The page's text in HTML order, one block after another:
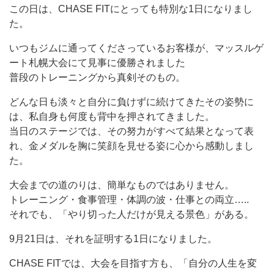
この日は、CHASE FITにとっても特別な1日になりまし
た。
いつもジムに通ってくださっているお客様が、マッスルゲ
ート札幌大会にて見事に優勝されました
普段のトレーニングから真剣そのもの。
どんな日も淡々と自分に負けずに続けてきたその姿勢に
は、私自身も何度も背中を押されてきました。
当日のステージでは、その努力がすべて結果となって表
れ、金メダルを胸に笑顔を見せる姿に心から感動しまし
た。
大会までの道のりは、簡単なものではありません。
トレーニング・食事管理・体調の波・仕事との両立…..
それでも、「やり切った人だけが見える景色」がある。
9月21日は、それを証明する1日になりました。
CHASE FITでは、大会を目指す方も、「自分の人生を変